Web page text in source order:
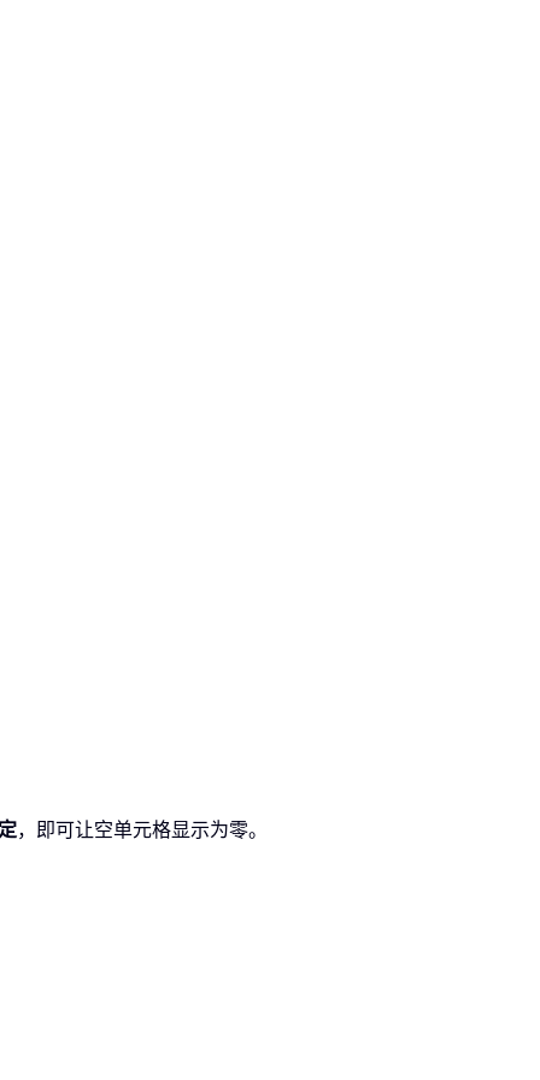
，即可让空单元格显示为零。